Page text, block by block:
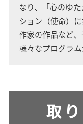
なり、「心のゆ
ション（使命）
作家の作品など
様々なプログラム
取